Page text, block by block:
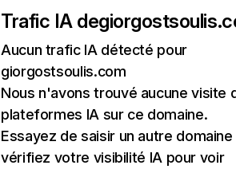
Trafic IA de
Aucun trafic IA détecté pour
giorgostsoulis.com
Nous n'avons trouvé aucune visite
plateformes IA sur ce domaine.
Essayez de saisir un autre domaine
vérifiez votre visibilité IA pour voir